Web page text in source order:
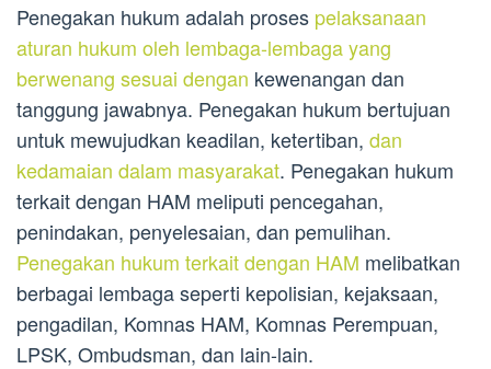
Penegakan hukum adalah proses pelaksanaan
aturan hukum oleh lembaga-lembaga yang
berwenang sesuai dengan kewenangan dan
tanggung jawabnya. Penegakan hukum bertujuan
untuk mewujudkan keadilan, ketertiban, dan
kedamaian dalam masyarakat. Penegakan hukum
terkait dengan HAM meliputi pencegahan,
penindakan, penyelesaian, dan pemulihan.
Penegakan hukum terkait dengan HAM melibatkan
berbagai lembaga seperti kepolisian, kejaksaan,
pengadilan, Komnas HAM, Komnas Perempuan,
LPSK, Ombudsman, dan lain-lain.